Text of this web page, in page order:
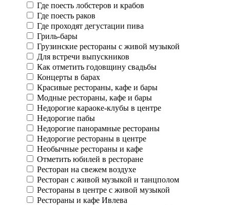
Где поесть лобстеров и крабов
Где поесть раков
Где проходят дегустации пива
Гриль-бары
Грузинские рестораны с живой музыкой
Для встречи выпускников
Как отметить годовщину свадьбы
Концерты в барах
Красивые рестораны, кафе и бары
Модные рестораны, кафе и бары
Недорогие караоке-клубы в центре
Недорогие пабы
Недорогие панорамные рестораны
Недорогие рестораны в центре
Необычные рестораны и кафе
Отметить юбилей в ресторане
Ресторан на свежем воздухе
Ресторан с живой музыкой и танцполом
Рестораны в центре с живой музыкой
Рестораны и кафе Ивлева